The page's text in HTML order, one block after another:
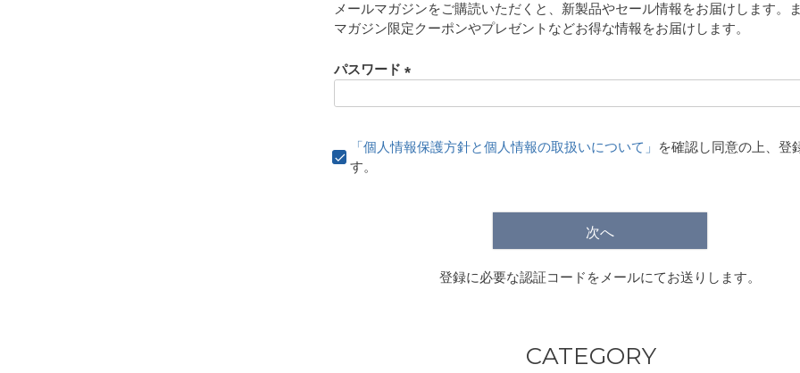
必
須
メールマガジンをご購読いただくと、新製品やセール情報をお届けします。
マガジン限定クーポンやプレゼントなどお得な情報をお届けします。
パスワード
)
「個人情報保護方針と個人情報の取扱いについて」
を確認し同意の上、登
す。
次へ
登録に必要な認証コードをメールにてお送りします。
CATEGORY